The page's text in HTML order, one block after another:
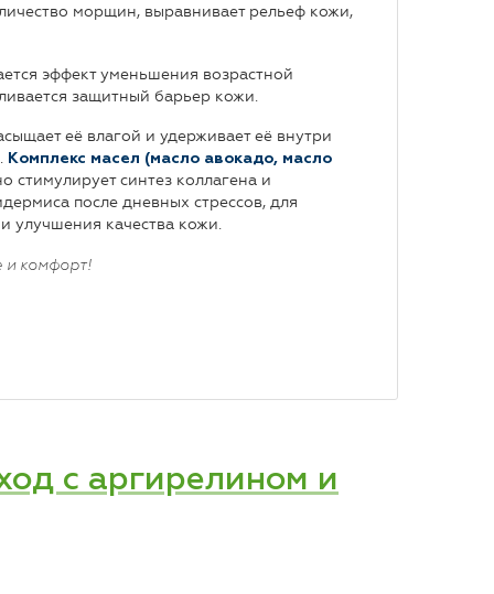
морщин, выравнивает рельеф кожи,
эффект уменьшения возрастной
защитный барьер кожи.
её влагой и удерживает её внутри
Комплекс масел (масло авокадо, масло
стимулирует синтез коллагена и
после дневных стрессов, для
улучшения качества кожи.
и комфорт!
с аргирелином и